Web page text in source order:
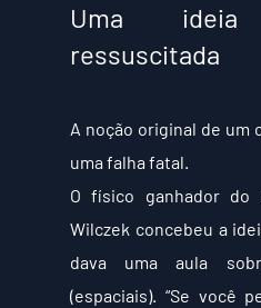
Uma ideia
ressuscitada
A noção original de um
uma falha fatal.
O físico ganhador do
Wilczek concebeu a
dava uma aula
(espaciais). “Se você